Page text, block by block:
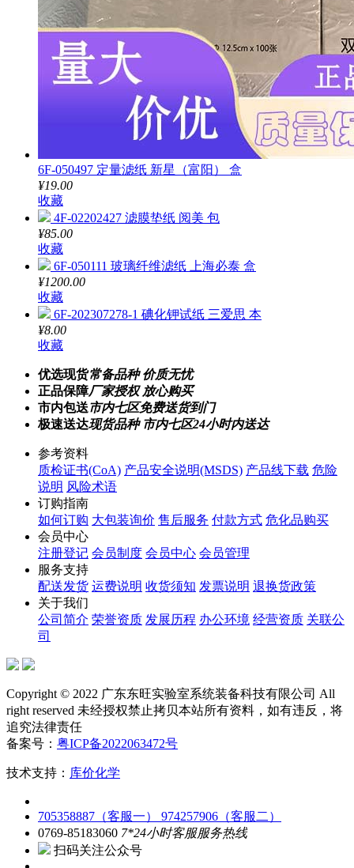
6F-050497 定量滤纸 新星（富阳） 盒
¥19.00
收藏
4F-02202427 滤膜垫纸 阅美 包
¥85.00
收藏
6F-050111 玻璃纤维滤纸 上海必泰 盒
¥1200.00
收藏
6F-202307278-1 碘化钾试纸 三爱思 本
¥8.00
收藏
优选现货常备品种 价质无忧
正品保障厂家授权 放心购买
市内包送市内七区免费送货到门
极速送达现货品种 市内七区24小时内送达
参考资料
质检证书(CoA) 产品安全说明(MSDS) 产品线下载 危险
说明 风险术语
订购指南
如何订购 大包装询价 售后服务 付款方式 危化品购买
会员中心
注册登记 会员制度 会员中心 会员管理
服务支持
配送发货 运费说明 收货须知 发票说明 退换货政策
关于我们
公司简介 荣誉资质 发展历程 办公环境 经营资质 关联公
司
Copyright © 2022 广东东旺实验室系统装备科技有限公司 All
right reserved 未经授权禁止拷贝本站所有资料，如有违反，将
追究法律责任
备案号： 粤ICP备2022063472号
技术支持： 库价化学
705358887（客服一） 974257906（客服二）
0769-85183060 7*24小时客服服务热线
扫码关注公众号